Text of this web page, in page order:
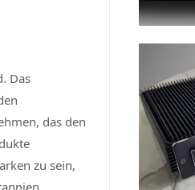
Das
das den
zu sein,